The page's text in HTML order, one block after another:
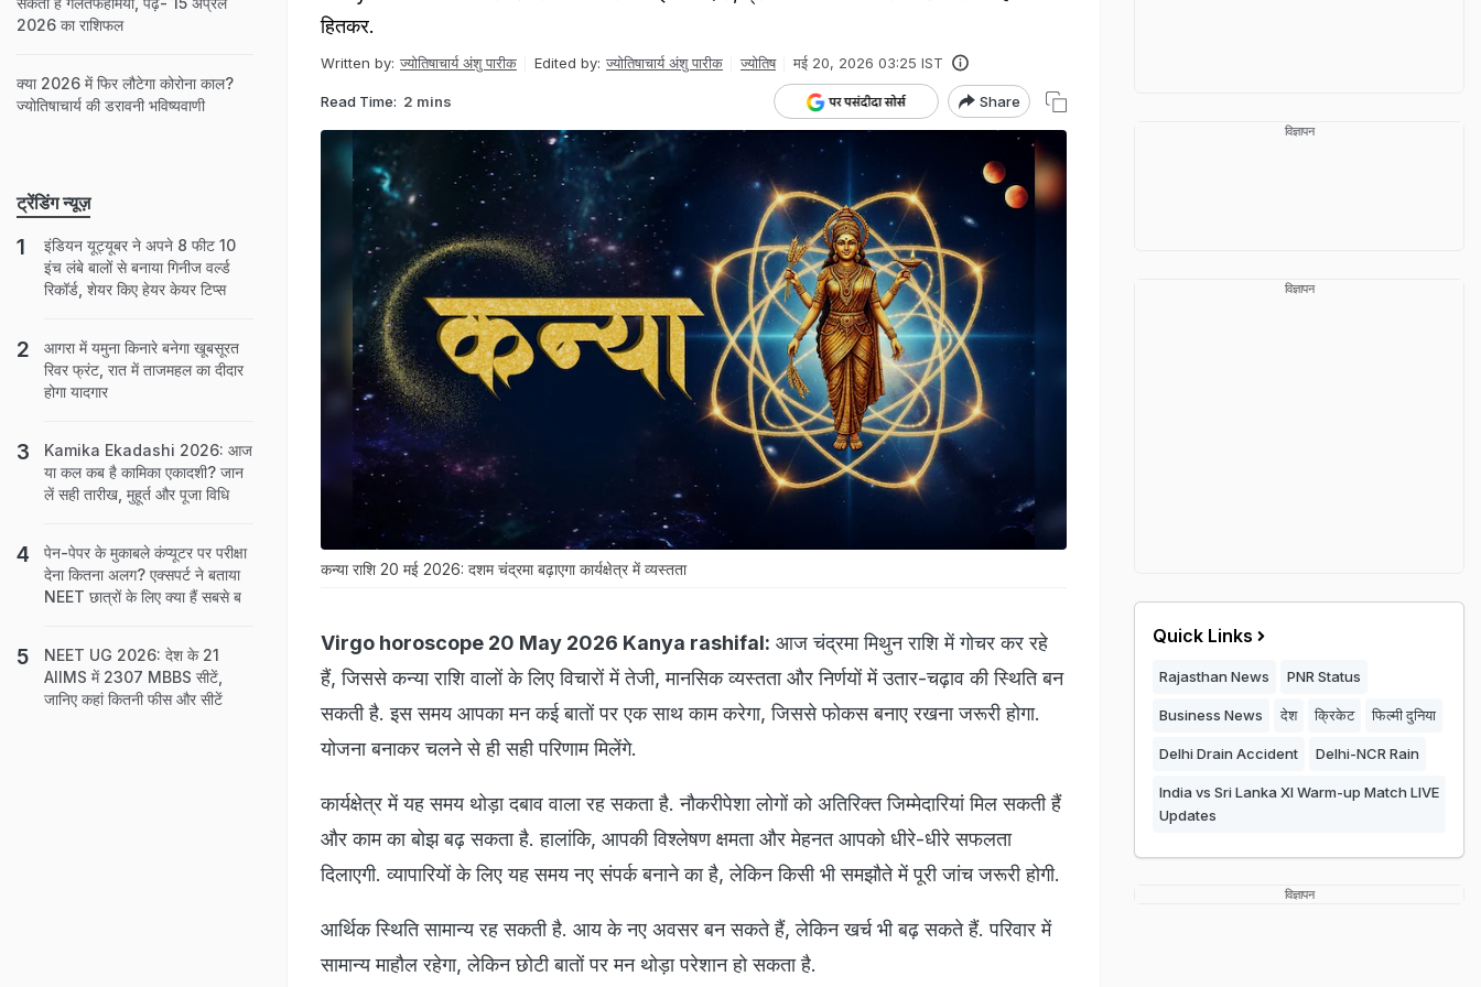
हितकर.
Written by: ज्योतिषाचार्य अंशु पारीक Edited by: ज्योतिषाचार्य अंशु पारीक ज्योतिष मई 20, 2026 03:25 IST
Read Time: 2 mins Share
कन्या राशि 20 मई 2026: दशम चंद्रमा बढ़ाएगा कार्यक्षेत्र में व्यस्तता
Virgo horoscope 20 May 2026 Kanya rashifal: आज चंद्रमा मिथुन राशि में गोचर कर रहे
हैं, जिससे कन्या राशि वालों के लिए विचारों में तेजी, मानसिक व्यस्तता और निर्णयों में उतार-चढ़ाव की स्थिति बन
सकती है. इस समय आपका मन कई बातों पर एक साथ काम करेगा, जिससे फोकस बनाए रखना जरूरी होगा.
योजना बनाकर चलने से ही सही परिणाम मिलेंगे.
कार्यक्षेत्र में यह समय थोड़ा दबाव वाला रह सकता है. नौकरीपेशा लोगों को अतिरिक्त जिम्मेदारियां मिल सकती हैं
और काम का बोझ बढ़ सकता है. हालांकि, आपकी विश्लेषण क्षमता और मेहनत आपको धीरे-धीरे सफलता
दिलाएगी. व्यापारियों के लिए यह समय नए संपर्क बनाने का है, लेकिन किसी भी समझौते में पूरी जांच जरूरी होगी.
आर्थिक स्थिति सामान्य रह सकती है. आय के नए अवसर बन सकते हैं, लेकिन खर्च भी बढ़ सकते हैं. परिवार में
सामान्य माहौल रहेगा, लेकिन छोटी बातों पर मन थोड़ा परेशान हो सकता है.
2026 का राशिफल
क्या 2026 में फिर लौटेगा कोरोना काल?
ज्योतिषाचार्य की डरावनी भविष्यवाणी
ट्रेंडिंग न्यूज़
इंडियन यूट्यूबर ने अपने 8 फीट 10
इंच लंबे बालों से बनाया गिनीज वर्ल्ड
रिकॉर्ड, शेयर किए हेयर केयर टिप्स
आगरा में यमुना किनारे बनेगा खूबसूरत
रिवर फ्रंट, रात में ताजमहल का दीदार
होगा यादगार
Kamika Ekadashi 2026: आज
या कल कब है कामिका एकादशी? जान
लें सही तारीख, मुहूर्त और पूजा विधि
पेन-पेपर के मुकाबले कंप्यूटर पर परीक्षा
देना कितना अलग? एक्सपर्ट ने बताया
NEET छात्रों के लिए क्या हैं सबसे ब
NEET UG 2026: देश के 21
AIIMS में 2307 MBBS सीटें,
जानिए कहां कितनी फीस और सीटें
विज्ञापन
विज्ञापन
Quick Links
Rajasthan News PNR Status
Business News देश क्रिकेट फिल्मी दुनिया
Delhi Drain Accident Delhi-NCR Rain
India vs Sri Lanka XI Warm-up Match LIVE
Updates
विज्ञापन